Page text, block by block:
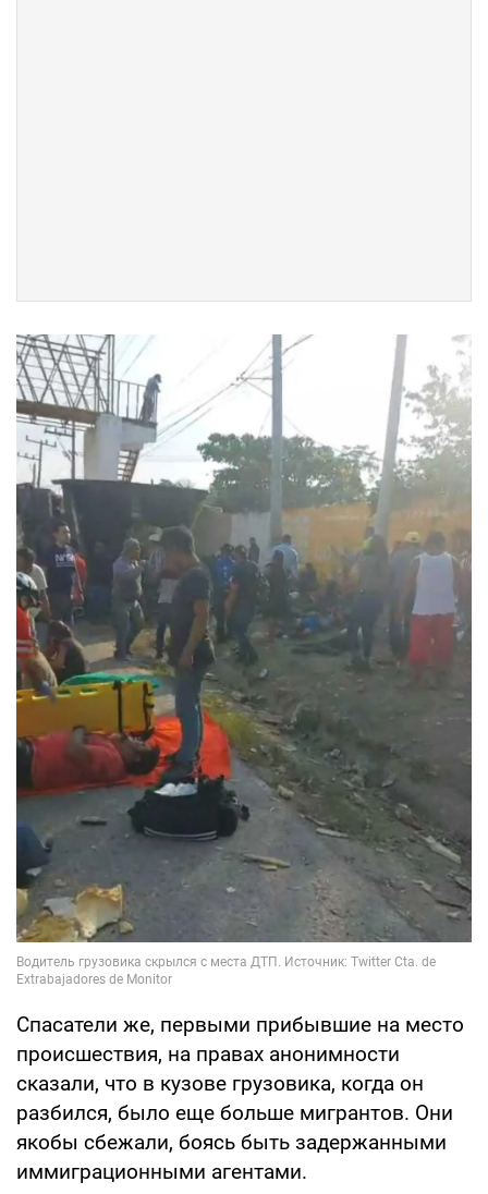
Спасатели же, первыми прибывшие на место
происшествия, на правах анонимности
сказали, что в кузове грузовика, когда он
разбился, было еще больше мигрантов. Они
якобы сбежали, боясь быть задержанными
иммиграционными агентами.